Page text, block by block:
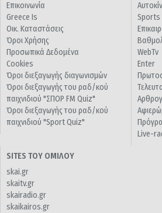
Επικοινωνία
Greece Is
Οικ. Καταστάσεις
Όροι Χρήσης
Προσωπικά Δεδομένα
Cookies
Όροι διεξαγωγής διαγωνισμών
Όροι διεξαγωγής του ραδ/κού
παιχνιδιού "ΣΠΟΡ FM Quiz"
Όροι διεξαγωγής του ραδ/κού
παιχνιδιού "Sport Quiz"
Sports
WebTv
Enter
Live-
SITES ΤΟΥ ΟΜΙΛΟΥ
skai.gr
skaitv.gr
skairadio.gr
skaikairos.gr